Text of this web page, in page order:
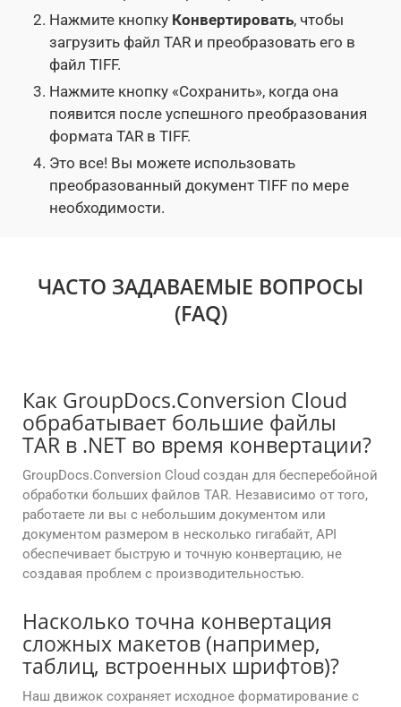
Нажмите кнопку Конвертировать, чтобы
загрузить файл TAR и преобразовать его в
файл TIFF.
Нажмите кнопку «Сохранить», когда она
появится после успешного преобразования
формата TAR в TIFF.
Это все! Вы можете использовать
преобразованный документ TIFF по мере
необходимости.
ЧАСТО ЗАДАВАЕМЫЕ ВОПРОСЫ
(FAQ)
Как GroupDocs.Conversion Cloud
обрабатывает большие файлы
TAR в .NET во время конвертации?
GroupDocs.Conversion Cloud создан для бесперебойной
обработки больших файлов TAR. Независимо от того,
работаете ли вы с небольшим документом или
документом размером в несколько гигабайт, API
обеспечивает быструю и точную конвертацию, не
создавая проблем с производительностью.
Насколько точна конвертация
сложных макетов (например,
таблиц, встроенных шрифтов)?
Наш движок сохраняет исходное форматирование с